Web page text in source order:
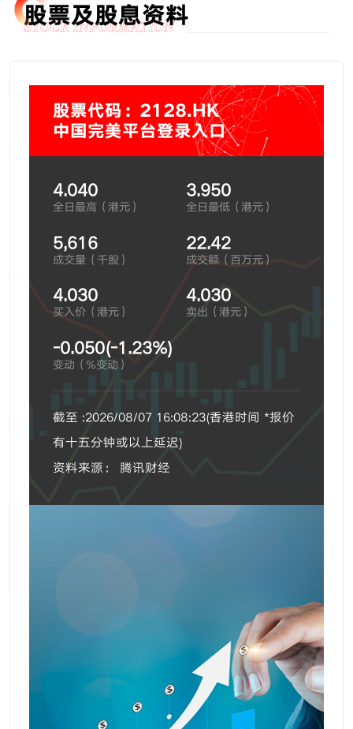
股票及股息资料
STOCK INFORMATION
股票代码：2128.HK
中国完美平台登录入口
4.040
全日最高（港元）
3.950
全日最低（港元）
5,616
成交量（千股）
22.42
成交额（百万元）
4.030
买入价（港元）
4.030
卖出（港元）
-0.050(-1.23%)
变动（%变动）
截至 :2026/08/07 16:08:23(香港时间 *报价
有十五分钟或以上延迟)
资料来源： 腾讯财经